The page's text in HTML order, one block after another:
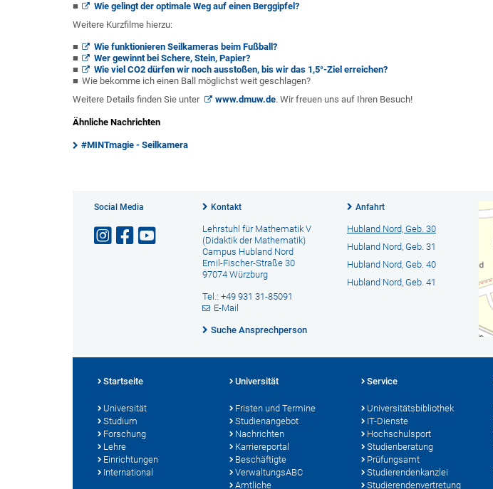
Wie gelingt der optimale Weg auf einen Berggipfel?
Weitere Kurzfilme hierzu:
Wie funktionieren Seilkameras beim Fußball?
Wer gewinnt bei Schere, Stein, Papier?
Wie viel CO2 dürfen wir noch ausstoßen, bis wir das 1,5°-Ziel erreichen?
Wie bekomme ich einen Ball möglichst weit geschlagen?
Weitere Details finden Sie unter
www.dmuw.de. Wir freuen uns auf Ihren Besuch!
Ähnliche Nachrichten
#MINTmagie - Seilkamera
Social Media Kontakt
Lehrstuhl für Mathematik V
(Didaktik der Mathematik)
Campus Hubland Nord
Emil-Fischer-Straße 30
97074 Würzburg
Tel.: +49 931 31-85091
E-Mail
Suche Ansprechperson
Anfahrt
Hubland Nord, Geb. 30
Hubland Nord, Geb. 31
Hubland Nord, Geb. 40
Hubland Nord, Geb. 41
Startseite
Universität
Studium
Forschung
Lehre
Einrichtungen
International
Universität
Fristen und Termine
Studienangebot
Nachrichten
Karriereportal
Beschäftigte
VerwaltungsABC
Amtliche
Service
Universitätsbibliothek
IT-Dienste
Hochschulsport
Studienberatung
Prüfungsamt
Studierendenkanzlei
Studierendenvertretung